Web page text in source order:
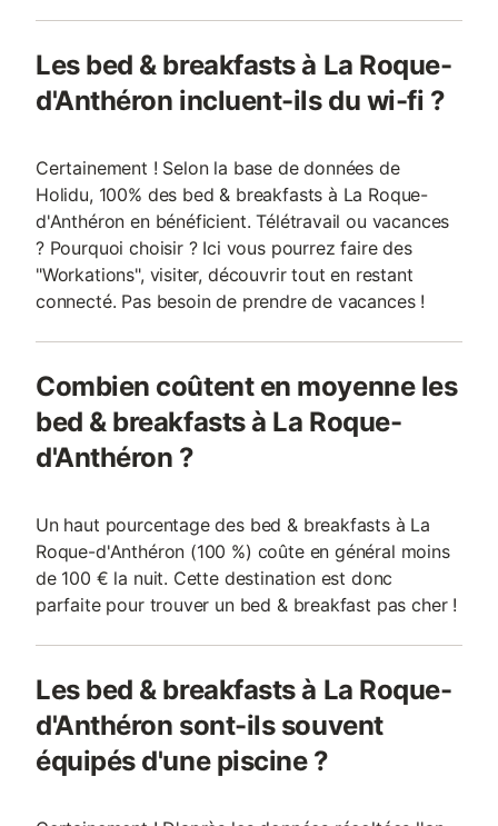
Les bed & breakfasts à La Roque-
d'Anthéron incluent-ils du wi-fi ?
Certainement ! Selon la base de données de
Holidu, 100% des bed & breakfasts à La Roque-
d'Anthéron en bénéficient. Télétravail ou vacances
? Pourquoi choisir ? Ici vous pourrez faire des
"Workations", visiter, découvrir tout en restant
connecté. Pas besoin de prendre de vacances !
Combien coûtent en moyenne les
bed & breakfasts à La Roque-
d'Anthéron ?
Un haut pourcentage des bed & breakfasts à La
Roque-d'Anthéron (100 %) coûte en général moins
de 100 € la nuit. Cette destination est donc
parfaite pour trouver un bed & breakfast pas cher !
Les bed & breakfasts à La Roque-
d'Anthéron sont-ils souvent
équipés d'une piscine ?